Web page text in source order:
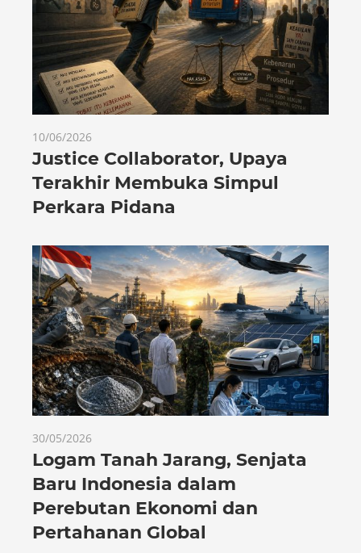
10/06/2026
Justice Collaborator, Upaya
Terakhir Membuka Simpul
Perkara Pidana
30/05/2026
Logam Tanah Jarang, Senjata
Baru Indonesia dalam
Perebutan Ekonomi dan
Pertahanan Global